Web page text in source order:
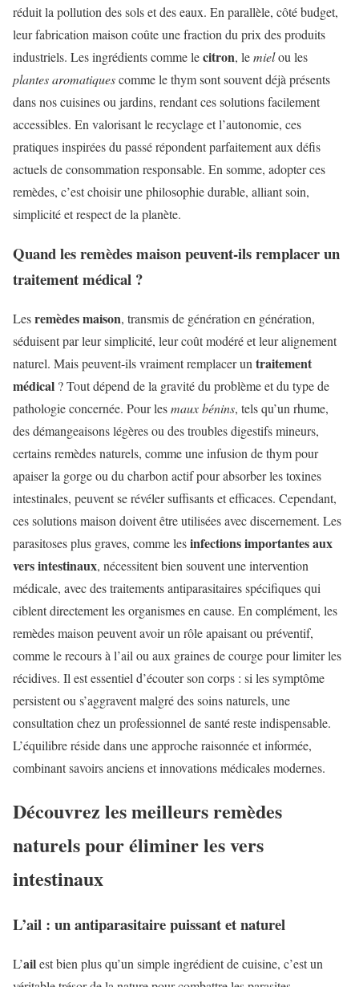
réduit la pollution des sols et des eaux. En parallèle, côté budget,
leur fabrication maison coûte une fraction du prix des produits
industriels. Les ingrédients comme lecitron, lemielou les
plantes aromatiquescomme le thym sont souvent déjà présents
dans nos cuisines ou jardins, rendant ces solutions facilement
accessibles. En valorisant le recyclage et l’autonomie, ces
pratiques inspirées du passé répondent parfaitement aux défis
actuels de consommation responsable. En somme, adopter ces
remèdes, c’est choisir une philosophie durable, alliant soin,
simplicité et respect de la planète.
Quand les remèdes maison peuvent-ils remplacer un
traitement médical ?
Lesremèdes maison, transmis de génération en génération,
séduisent par leur simplicité, leur coût modéré et leur alignement
naturel. Mais peuvent-ils vraiment remplacer un traitement
médical ? Tout dépend de la gravité du problème et du type de
pathologie concernée. Pour lesmaux bénins, tels qu’un rhume,
des démangeaisons légères ou des troubles digestifs mineurs,
certains remèdes naturels, comme une infusion de thym pour
apaiser la gorge ou du charbon actif pour absorber les toxines
intestinales, peuvent se révéler suffisants et efficaces. Cependant,
ces solutions maison doivent être utilisées avec discernement. Les
parasitoses plus graves, comme lesinfections importantes aux
vers intestinaux, nécessitent bien souvent une intervention
médicale, avec des traitements antiparasitaires spécifiques qui
ciblent directement les organismes en cause. En complément, les
remèdes maison peuvent avoir un rôle apaisant ou préventif,
comme le recours à l’ail ou aux graines de courge pour limiter les
récidives. Il est essentiel d’écouter son corps : si les symptôme
persistent ou s’aggravent malgré des soins naturels, une
consultation chez un professionnel de santé reste indispensable.
L’équilibre réside dans une approche raisonnée et informée,
combinant savoirs anciens et innovations médicales modernes.
Découvrez les meilleurs remèdes
naturels pour éliminer les vers
intestinaux
L’ail : un antiparasitaire puissant et naturel
L’ailest bien plus qu’un simple ingrédient de cuisine, c’est un